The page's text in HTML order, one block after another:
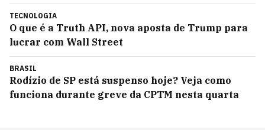
TECNOLOGIA
O que é a Truth API, nova aposta de Trump para
lucrar com Wall Street
BRASIL
Rodízio de SP está suspenso hoje? Veja como
funciona durante greve da CPTM nesta quarta